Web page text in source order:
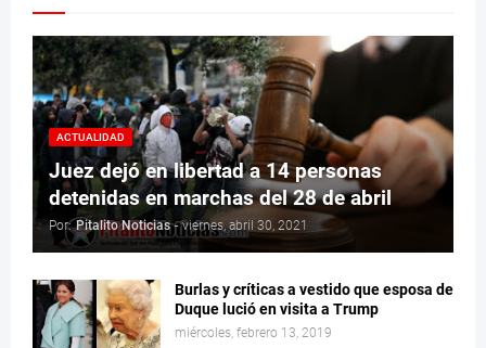
ACTUALIDAD
Juez dejó en libertad a 14 personas
detenidas en marchas del 28 de abril
Por: Pitalito Noticias - viernes, abril 30, 2021
Burlas y críticas a vestido que esposa de
Duque lució en visita a Trump
miércoles, febrero 13, 2019